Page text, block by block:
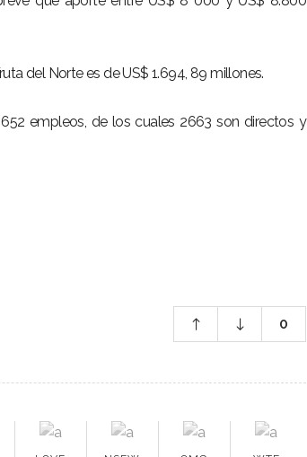
del Norte es de US$ 1.694, 89 millones.
empleos, de los cuales 2663 son directos y
0